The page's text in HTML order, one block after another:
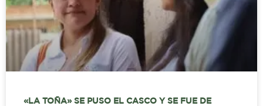
«LA TOÑA» SE PUSO EL CASCO Y SE FUE DE